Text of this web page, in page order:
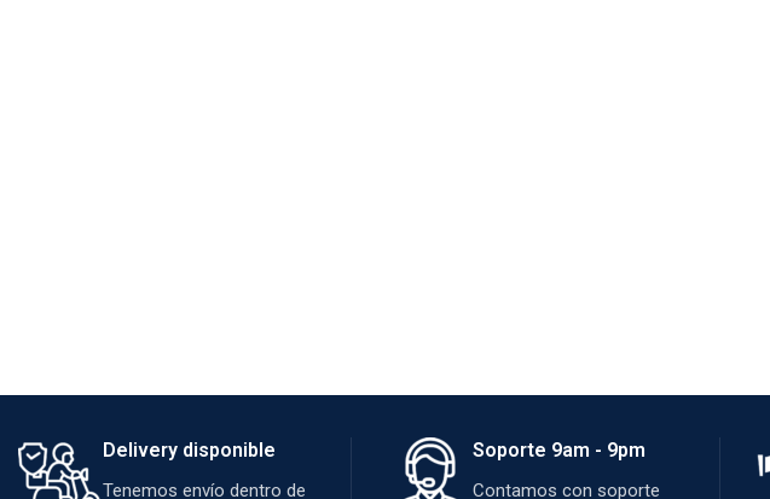
Delivery disponible
Tenemos envío dentro de
Soporte 9am - 9pm
Contamos con soporte